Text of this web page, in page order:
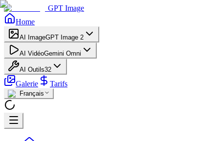
GPT Image
Home
AI ImageGPT Image 2
AI VidéoGemini Omni
AI Outils32
Galerie Tarifs
Français